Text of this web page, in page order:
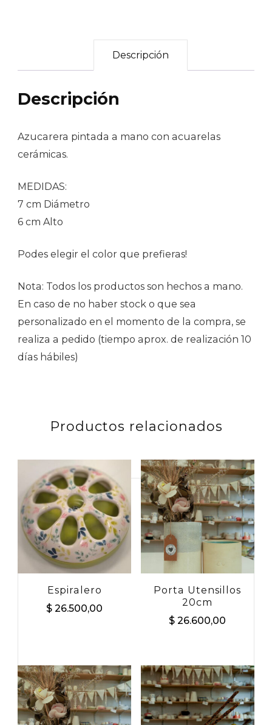
Descripción
Descripción
Azucarera pintada a mano con acuarelas
cerámicas.
MEDIDAS:
7 cm Diámetro
6 cm Alto
Podes elegir el color que prefieras!
Nota: Todos los productos son hechos a mano.
En caso de no haber stock o que sea
personalizado en el momento de la compra, se
realiza a pedido (tiempo aprox. de realización 10
días hábiles)
Productos relacionados
Espiralero
$ 26.500,00
Porta Utensillos
20cm
$ 26.600,00
Buscar
por: